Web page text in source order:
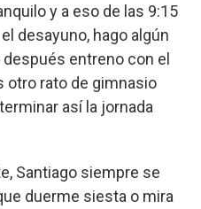
y a eso de las 9:15
desayuno, hago algún
entreno con el
otro rato de gimnasio
así la jornada
Santiago siempre se
duerme siesta o mira